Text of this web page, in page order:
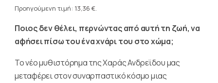
19,08 €.
τρέχουσα
είναι:
13,36 €.
Προηγούμενη τιμή: 13,36 €.
Ποιος δεν θέλει, περνώντας από αυτή τη ζωή, να
αφήσει πίσω του ένα χνάρι του στο χώμα;
Το νέο μυθιστόρημα της Χαράς Ανδρεϊδου μας
μεταφέρει στον συναρπαστικό κόσμο μιας